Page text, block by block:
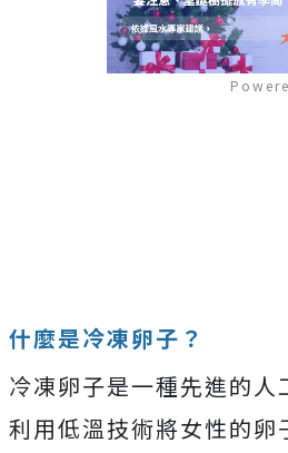
什麼是冷凍卵子？
冷凍卵子是一種先進的人
利用低溫技術將女性的卵